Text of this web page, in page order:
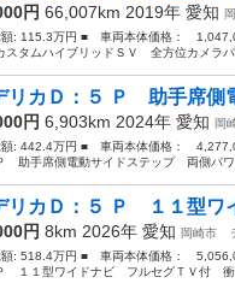
円 66,007km 2019年 愛知
: 115.3万円 ■ 車両本体価格：
スタムハイブリッドＳＶ 全方位カメラ
リカＤ：５ Ｐ 助手席側
円 6,903km 2024年 愛知 岡
: 442.4万円 ■ 車両本体価格：
助手席側電動サイドステップ 両側パ
リカＤ：５ Ｐ １１型
円 8km 2026年 愛知 岡崎市
: 518.4万円 ■ 車両本体価格：
１１型ワイドナビ フルセグＴＶ付 衝